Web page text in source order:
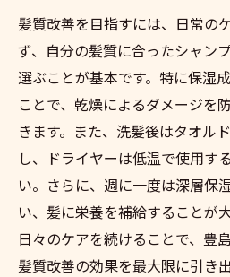
髪質改善を目指すには、日常の
ず、自分の髪質に合ったシャン
選ぶことが基本です。特に保湿
ことで、乾燥によるダメージを
きます。また、洗髪後はタオル
し、ドライヤーは低温で使用す
い。さらに、週に一度は深層保
い、髪に栄養を補給することが
日々のケアを続けることで、豊
髪質改善の効果を最大限に引き